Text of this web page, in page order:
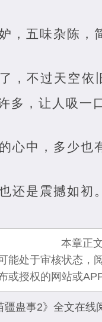
，五味杂陈，
，不过天空
多，让人吸一
心中，多少也
还是震撼如初。
本章正
能处于审核状态，
或授权的网站或
疆蛊事2》全文在